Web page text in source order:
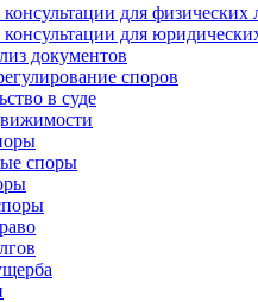
для физических
для
документов
споров
в суде
споры